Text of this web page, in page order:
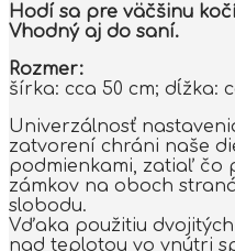
Hodí sa pre väčšinu
Vhodný aj do saní.
Rozmer:
šírka: cca 50 cm; dĺžka:
Univerzálnosť
zatvorení chráni naše
podmienkami, zatiaľ čo
zámkov na oboch
slobodu.
Vďaka použitiu
nad teplotou vo vnútri